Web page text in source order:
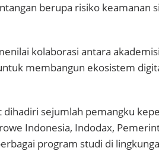
berupa risiko keamanan
kolaborasi antara
membangun ekosistem
sejumlah pemangku
Indonesia, Indodax,
program studi di